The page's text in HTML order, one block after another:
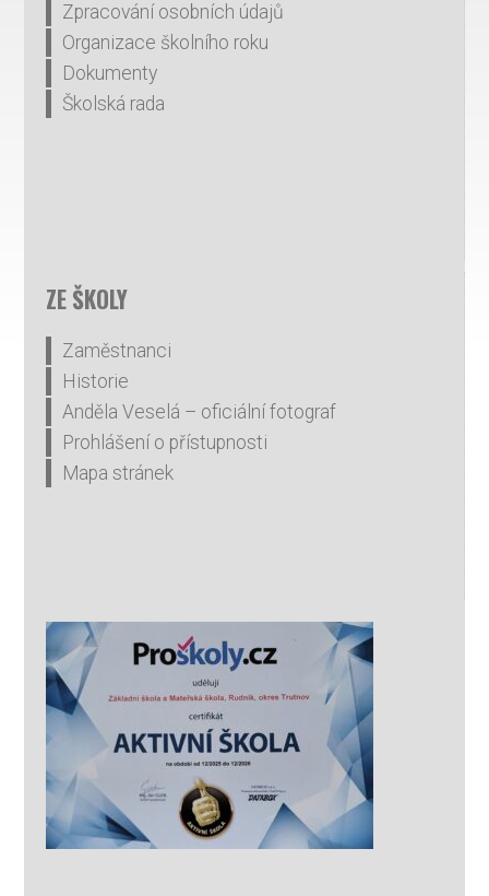
Zpracování osobních údajů
Organizace školního roku
Dokumenty
Školská rada
ZE ŠKOLY
Zaměstnanci
Historie
Anděla Veselá – oficiální fotograf
Prohlášení o přístupnosti
Mapa stránek